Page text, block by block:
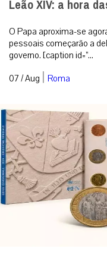
Leão XIV: a hora
O Papa aproxima-se
pessoais começarão a
governo. [caption id=”...
07 / Aug | Roma